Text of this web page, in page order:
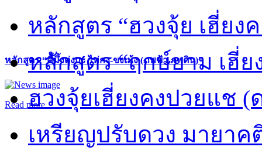
หลักสูตร “คี้มึ้งตุ่งกะ ไท่กง-ขงเม้ง (ภพฟ้า ภพดิน)”
Read more
หลักสูตร “ฮวงจุ้ย เฮี่ยง
หลักสูตร “ฤกษ์ยาม เฮี่ย
ฮวงจุ้ยเฮี่ยงคงปวยแช (
เหรียญปรับดวง มายา